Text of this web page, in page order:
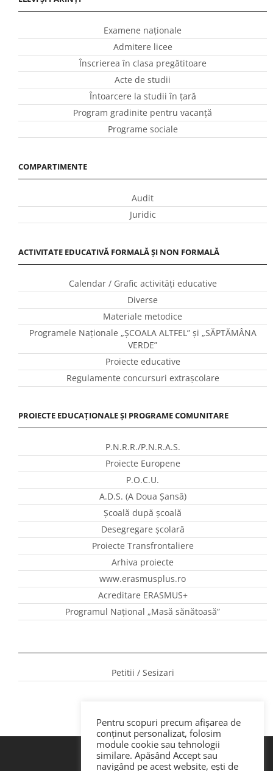
Examene naționale
Admitere licee
Înscrierea în clasa pregătitoare
Acte de studii
Întoarcere la studii în ţară
Program gradinite pentru vacanţă
Programe sociale
COMPARTIMENTE
Audit
Juridic
ACTIVITATE EDUCATIVĂ FORMALĂ ȘI NON FORMALĂ
Calendar / Grafic activităţi educative
Diverse
Materiale metodice
Programele Naţionale „ŞCOALA ALTFEL” și „SĂPTĂMÂNA
VERDE”
Proiecte educative
Regulamente concursuri extraşcolare
PROIECTE EDUCAȚIONALE ȘI PROGRAME COMUNITARE
P.N.R.R./P.N.R.A.S.
Proiecte Europene
P.O.C.U.
A.D.S. (A Doua Șansă)
Școală după școală
Desegregare școlară
Proiecte Transfrontaliere
Arhiva proiecte
www.erasmusplus.ro
Acreditare ERASMUS+
Programul Național „Masă sănătoasă”
Petitii / Sesizari
Pentru scopuri precum afișarea de
conținut personalizat, folosim
module cookie sau tehnologii
similare. Apăsând Accept sau
navigând pe acest website, ești de